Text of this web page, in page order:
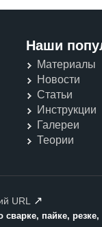
Наши
Материалы
Новости
Статьи
Инструкции
Галереи
Теории
URL ↗
пайке,